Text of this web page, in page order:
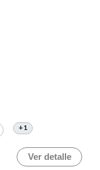
+1
Ver detalle